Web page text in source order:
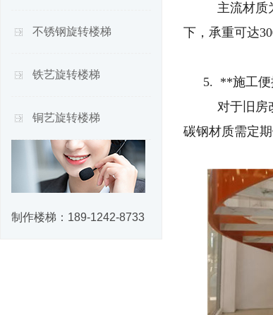
不锈钢旋转楼梯
铁艺旋转楼梯
铜艺旋转楼梯
制作楼梯： 189-1242-8733
主流材质
下，承重可达
5. **施工便
对于旧房
碳钢材质需定